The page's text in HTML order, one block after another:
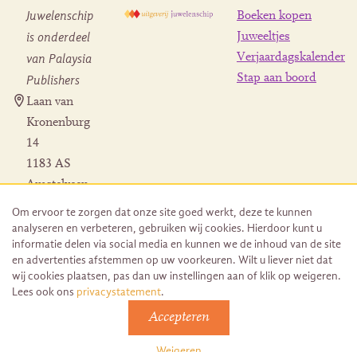
Juwelenschip
is onderdeel
van Palaysia
Publishers
Laan van
Kronenburg
14
1183 AS
Amstelveen
Herroeping
bestelling
Boeken kopen
Juweeltjes
Verjaardagskalender
Stap aan boord
© 2026 Uitgeverij Juwelenschip. Duurzaam ontwikkeld door
Go2People
Om ervoor te zorgen dat onze site goed werkt, deze te kunnen
analyseren en verbeteren, gebruiken wij cookies. Hierdoor kunt u
informatie delen via social media en kunnen we de inhoud van de site
en advertenties afstemmen op uw voorkeuren. Wilt u liever niet dat
wij cookies plaatsen, pas dan uw instellingen aan of klik op weigeren.
Lees ook ons privacystatement.
Accepteren